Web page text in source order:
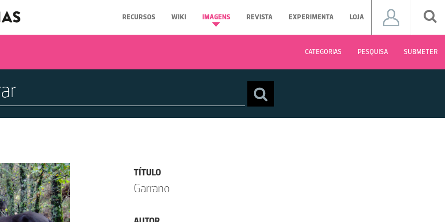
RECURSOS WIKI IMAGENS REVISTA EXPERIMENTA LOJA
CATEGORIAS PESQUISA SUBMETER
TÍTULO
Garrano